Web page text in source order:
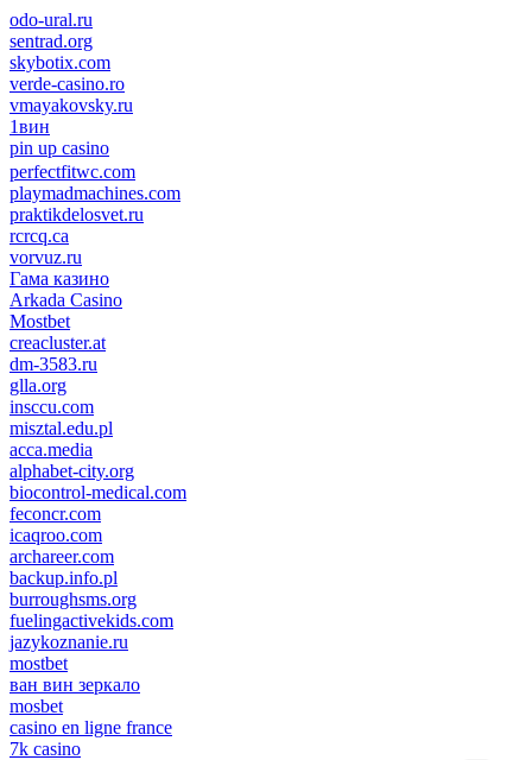
odo-ural.ru
sentrad.org
skybotix.com
verde-casino.ro
vmayakovsky.ru
1вин
pin up casino
пин ап
1win
perfectfitwc.com
playmadmachines.com
praktikdelosvet.ru
rcrcq.ca
vorvuz.ru
Гама казино
Arkada Casino
Mostbet
creacluster.at
dm-3583.ru
glla.org
insccu.com
misztal.edu.pl
acca.media
alphabet-city.org
biocontrol-medical.com
feconcr.com
icaqroo.com
archareer.com
backup.info.pl
burroughsms.org
fuelingactivekids.com
jazykoznanie.ru
mostbet
ван вин зеркало
mosbet
casino en ligne france
7k casino